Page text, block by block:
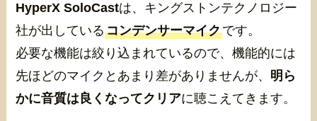
HyperX SoloCastは、キングストンテクノロジー
社が出しているコンデンサーマイクです。
必要な機能は絞り込まれているので、機能的には
先ほどのマイクとあまり差がありませんが、 明ら
かに音質は良くなってクリアに聴こえてきます。